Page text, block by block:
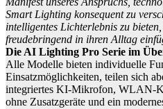
Smart Lighting konsequent zu
intelligentes Lichterlebnis zu
freudebringend in ihren Alltag
Die AI Lighting Pro Serie im
Alle Modelle bieten individuelle
Einsatzmöglichkeiten, teilen sich
integriertes KI-Mikrofon, WLAN-
ohne Zusatzgeräte und ein